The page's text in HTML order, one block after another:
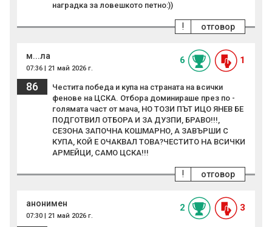
наградка за ловешкото петно:))
отговор
!
м...ла
07:36 | 21 май 2026 г.
6 1
86
Честита победа и купа на страната на всички
фенове на ЦСКА. Отбора доминираше през по -
голямата част от мача, НО ТОЗИ ПЪТ ИЦО ЯНЕВ БЕ
ПОДГОТВИЛ ОТБОРА И ЗА ДУЗПИ, БРАВО!!!,
СЕЗОНА ЗАПОЧНА КОШМАРНО, А ЗАВЪРШИ С
КУПА, КОЙ Е ОЧАКВАЛ ТОВА?ЧЕСТИТО НА ВСИЧКИ
АРМЕЙЦИ, САМО ЦСКА!!!
отговор
!
анонимен
07:30 | 21 май 2026 г.
2 3